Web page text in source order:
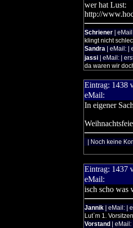
wer hat Lust:
http://
Schriener |
klingt nicht
Sandra | eMail: |
jassi | eMail: |
da waren wir
Eintrag: 1438
eMail:
In eigener
| Noch keine
Eintrag: 1437
eMail:
isch scho was
Jannik | eMail: |
Lut`m 1.
Vorstand
|